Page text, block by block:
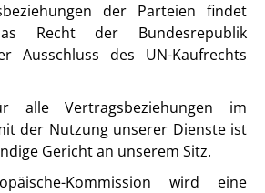
der Parteien findet
Recht der Bundesrepublik
Ausschluss des UN-Kaufrechts
alle Vertragsbeziehungen im
der Nutzung unserer Dienste ist
Gericht an unserem Sitz.
Kommission wird eine